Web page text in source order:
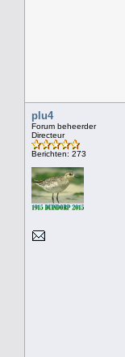
plu4
Forum beheerder
Directeur
Berichten: 273